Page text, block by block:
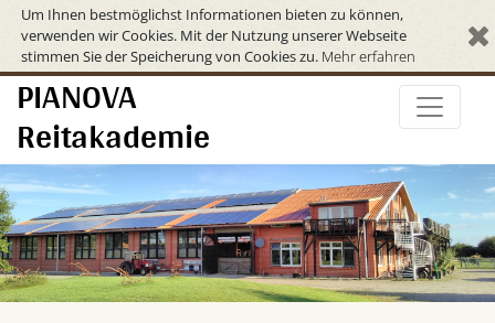
Um Ihnen bestmöglichst Informationen bieten zu können,
verwenden wir Cookies. Mit der Nutzung unserer Webseite
stimmen Sie der Speicherung von Cookies zu. Mehr erfahren
PIANOVA
Reitakademie